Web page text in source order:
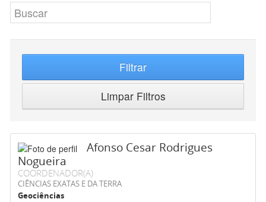
Filtrar
Limpar Filtros
Afonso Cesar Rodrigues
Nogueira
COORDENADOR(A)
CIÊNCIAS EXATAS E DA TERRA
Geociências